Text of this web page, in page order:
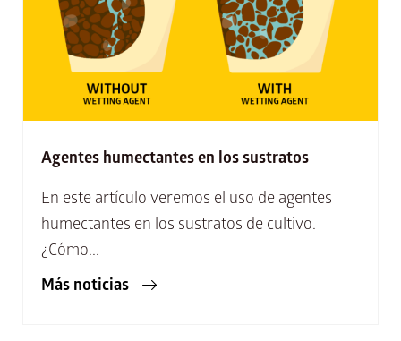
Agentes humectantes en los sustratos
En este artículo veremos el uso de agentes
humectantes en los sustratos de cultivo.
¿Cómo...
Más noticias